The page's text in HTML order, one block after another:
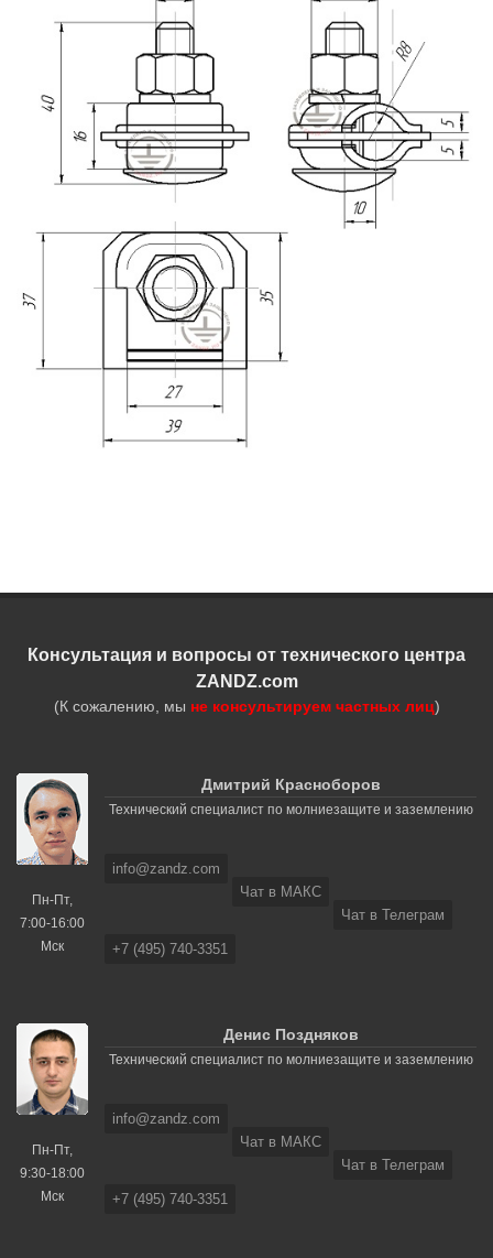
Консультация и вопросы от технического центра
ZANDZ.com
(К сожалению, мы не консультируем частных лиц)
Пн-Пт,
7:00-16:00
Мск
Дмитрий Красноборов
Технический специалист по молниезащите и заземлению
info@zandz.com
Чат в МАКС
Чат в Телеграм
+7 (495) 740-3351
Пн-Пт,
9:30-18:00
Мск
Денис Поздняков
Технический специалист по молниезащите и заземлению
info@zandz.com
Чат в МАКС
Чат в Телеграм
+7 (495) 740-3351